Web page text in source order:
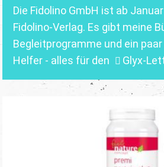
Die Fidolino GmbH ist ab
Fidolino-Verlag. Es gibt meine
Begleitprogramme und ein
Helfer - alles für den
Glyx-